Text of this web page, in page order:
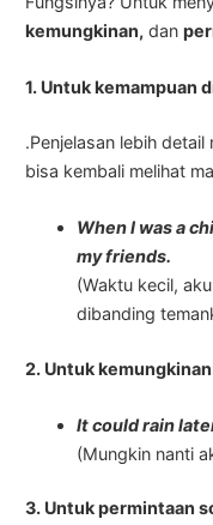
kemungkinan, dan
1. Untuk kemampuan
.Penjelasan lebih detail
bisa kembali melihat
When I was a
my friends.
(Waktu kecil,
dibanding
2. Untuk
It could rain
(Mungkin nanti
3. Untuk permintaan